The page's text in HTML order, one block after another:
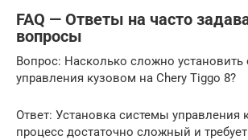
FAQ — Ответы на часто
вопросы
Вопрос: Насколько сложно установить
управления кузовом на Chery Tiggo 8?
Ответ: Установка системы управления
процесс достаточно сложный и